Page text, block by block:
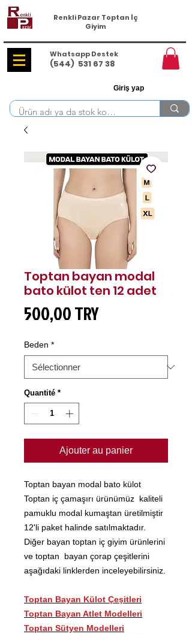
Renkli Pazar Toptan İç
Giyim
Whatsapp Destek
(544) 531 67 38
Giriş yap
Toptan bayan modal
bato külot ten 12 adet
500,00 TRYPrix
Beden *
Quantité *
Ajouter au panier
Toptan bayan modal bato külot
Toptan iç çamaşırı ürünümüz kaliteli
pamuklu modal kumaştan üretilmiştir
12'li paket halinde satılmaktadır.
Diğer bayan toptan iç giyim ürünlerini
ve toptan bayan çorap çeşitlerini
aşağıdaki linklerden inceleyebilirsiniz.
Toptan Bayan Külot Çeşitleri
Toptan Bayan Atlet Modelleri
Toptan Sütyen Modelleri